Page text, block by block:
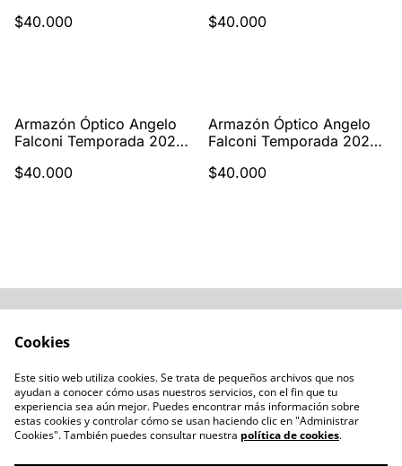
$40.000
$40.000
Armazón Óptico Angelo
Falconi Temporada 2025 |
$40.000
Armazón Óptico Angelo
Falconi Temporada 2025 |
$40.000
Condiciones
Política de Privacidad
Política de Cookies
Blogs
Cookies
Este sitio web utiliza cookies. Se trata de pequeños archivos que nos
ayudan a conocer cómo usas nuestros servicios, con el fin que tu
experiencia sea aún mejor. Puedes encontrar más información sobre
estas cookies y controlar cómo se usan haciendo clic en "Administrar
Cookies". También puedes consultar nuestra política de cookies.